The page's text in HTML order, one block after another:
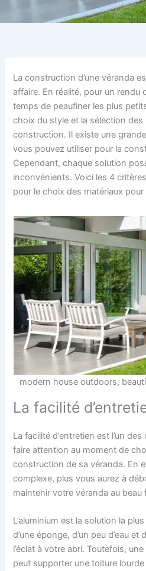
La construction d’une véranda
affaire. En réalité, pour un rendu
temps de peaufiner les plus
choix du style et la sélection des
construction. Il existe une
vous pouvez utiliser pour la
Cependant, chaque solution
inconvénients. Voici les 4
pour le choix des matériaux pour
modern house outdoors,
La facilité
La facilité d’entretien est l’un
faire attention au moment de
construction de sa véranda. En
complexe, plus vous aurez à
maintenir votre véranda au beau
L’aluminium est la solution la
d’une éponge, d’un peu d’eau
l’éclat à votre abri. Toutefois,
peut supporter une toiture